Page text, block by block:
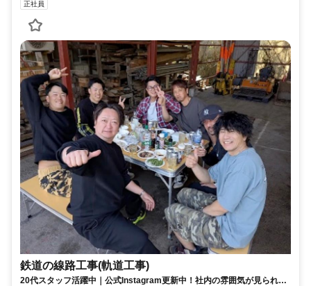
正社員
鉄道の線路工事(軌道工事)
20代スタッフ活躍中｜公式Instagram更新中！社内の雰囲気が見られま